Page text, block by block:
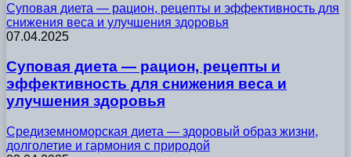
Суповая диета — рацион, рецепты и эффективность для
снижения веса и улучшения здоровья
07.04.2025
Суповая диета — рацион, рецепты и
эффективность для снижения веса и
улучшения здоровья
Средиземноморская диета — здоровый образ жизни,
долголетие и гармония с природой